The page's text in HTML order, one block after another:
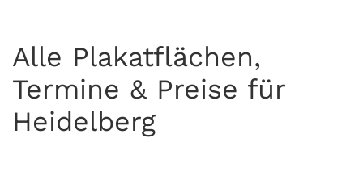
Alle Plakatflächen,
Termine & Preise für
Heidelberg